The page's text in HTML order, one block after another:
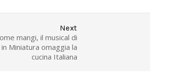
Next
mangi, il musical di
Miniatura omaggia la
cucina Italiana